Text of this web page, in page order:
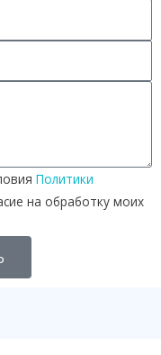
Политики
на обработку моих